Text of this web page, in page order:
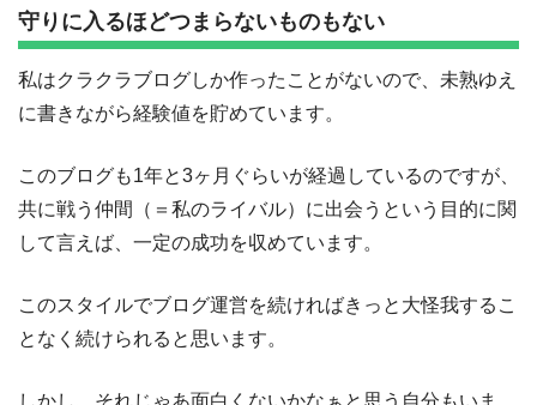
守りに入るほどつまらないものもない
私はクラクラブログしか作ったことがないので、未熟ゆえ
に書きながら経験値を貯めています。
このブログも1年と3ヶ月ぐらいが経過しているのですが、
共に戦う仲間（＝私のライバル）に出会うという目的に関
して言えば、一定の成功を収めています。
このスタイルでブログ運営を続ければきっと大怪我するこ
となく続けられると思います。